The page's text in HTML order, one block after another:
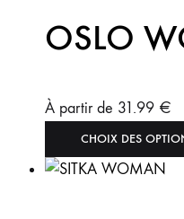
OSLO
À partir de 31.99 €
CHOIX DES